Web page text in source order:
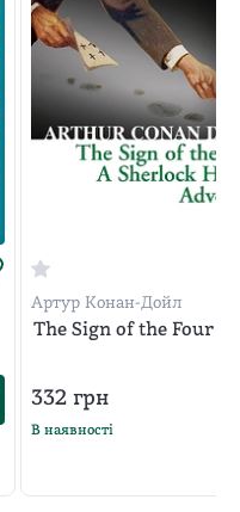
Артур Конан-Дойл
The Sign of the Four
332грн
В наявності